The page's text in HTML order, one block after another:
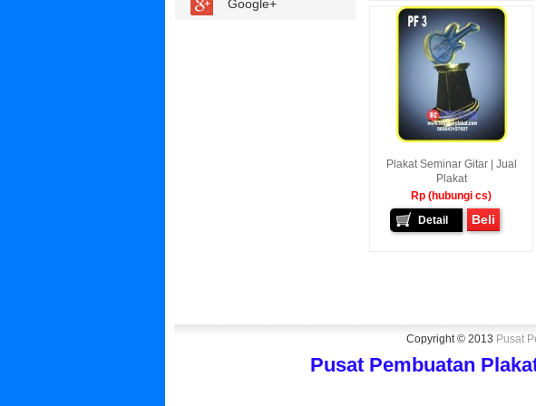
Plakat Seminar Gitar | Jual
Plakat
Rp (hubungi cs)
Detail
Beli
Google+
Copyright © 2013 Pusat
Pusat Pembuatan